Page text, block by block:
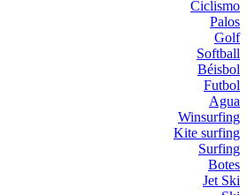
Ciclismo
Palos
Golf
Softball
Béisbol
Futbol
Agua
Winsurfing
Kite surfing
Surfing
Botes
Jet Ski